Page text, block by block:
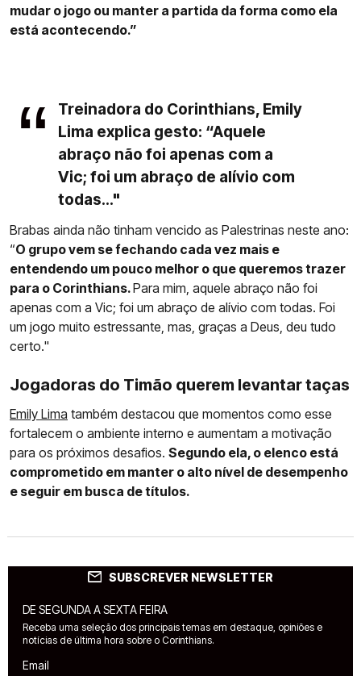
mudar o jogo ou manter a partida da forma como ela
está acontecendo.”
Treinadora do Corinthians, Emily
Lima explica gesto: “Aquele
abraço não foi apenas com a
Vic; foi um abraço de alívio com
todas..."
Brabas ainda não tinham vencido as Palestrinas neste ano:
“O grupo vem se fechando cada vez mais e
entendendo um pouco melhor o que queremos trazer
para o Corinthians.Para mim, aquele abraço não foi
apenas com a Vic; foi um abraço de alívio com todas. Foi
um jogo muito estressante, mas, graças a Deus, deu tudo
certo."
Jogadoras do Timão querem levantar taças
Emily Lima também destacou que momentos como esse
fortalecem o ambiente interno e aumentam a motivação
para os próximos desafios. Segundo ela, o elenco está
comprometido em manter o alto nível de desempenho
e seguir em busca de títulos.
SUBSCREVER NEWSLETTER
DE SEGUNDA A SEXTA FEIRA
Receba uma seleção dos principais temas em destaque, opiniões e
notícias de última hora sobre o Corinthians.
Email